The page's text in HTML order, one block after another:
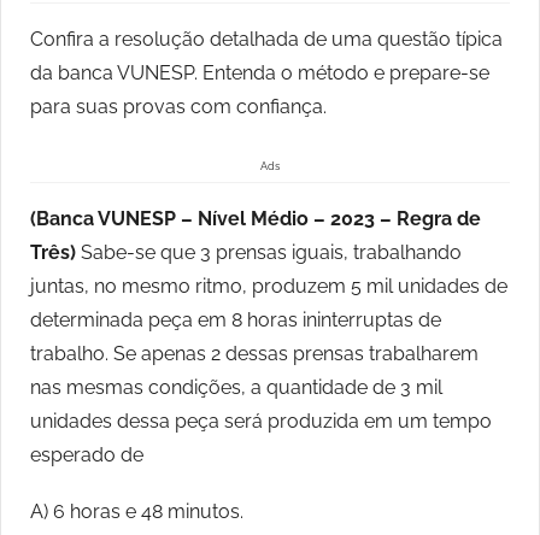
Confira a resolução detalhada de uma questão típica
da banca VUNESP. Entenda o método e prepare-se
para suas provas com confiança.
Ads
(Banca VUNESP – Nível Médio – 2023 – Regra de
Três) Sabe-se que 3 prensas iguais, trabalhando
juntas, no mesmo ritmo, produzem 5 mil unidades de
determinada peça em 8 horas ininterruptas de
trabalho. Se apenas 2 dessas prensas trabalharem
nas mesmas condições, a quantidade de 3 mil
unidades dessa peça será produzida em um tempo
esperado de
A) 6 horas e 48 minutos.